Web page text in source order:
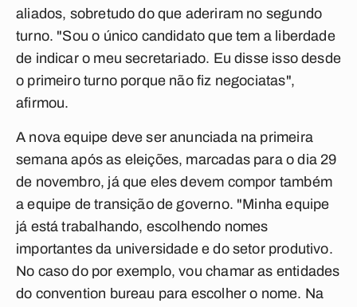
aliados, sobretudo do que aderiram no segundo
turno. "Sou o único candidato que tem a liberdade
de indicar o meu secretariado. Eu disse isso desde
o primeiro turno porque não fiz negociatas",
afirmou.
A nova equipe deve ser anunciada na primeira
semana após as eleições, marcadas para o dia 29
de novembro, já que eles devem compor também
a equipe de transição de governo. "Minha equipe
já está trabalhando, escolhendo nomes
importantes da universidade e do setor produtivo.
No caso do por exemplo, vou chamar as entidades
do convention bureau para escolher o nome. Na